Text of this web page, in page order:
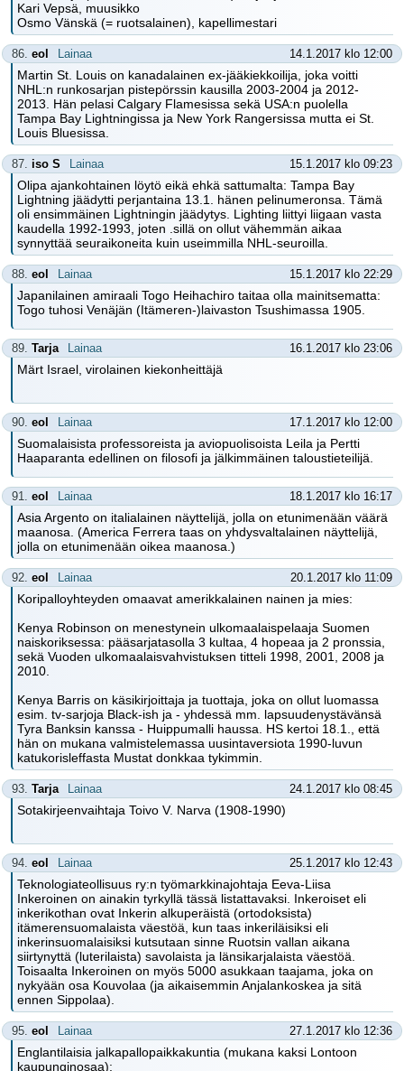
Kari Vepsä, muusikko
Osmo Vänskä (= ruotsalainen), kapellimestari
86. eol Lainaa 14.1.2017 klo 12:00
Martin St. Louis on kanadalainen ex-jääkiekkoilija, joka voitti
NHL:n runkosarjan pistepörssin kausilla 2003-2004 ja 2012-
2013. Hän pelasi Calgary Flamesissa sekä USA:n puolella
Tampa Bay Lightningissa ja New York Rangersissa mutta ei St.
Louis Bluesissa.
87. iso S Lainaa 15.1.2017 klo 09:23
Olipa ajankohtainen löytö eikä ehkä sattumalta: Tampa Bay
Lightning jäädytti perjantaina 13.1. hänen pelinumeronsa. Tämä
oli ensimmäinen Lightningin jäädytys. Lighting liittyi liigaan vasta
kaudella 1992-1993, joten .sillä on ollut vähemmän aikaa
synnyttää seuraikoneita kuin useimmilla NHL-seuroilla.
88. eol Lainaa 15.1.2017 klo 22:29
Japanilainen amiraali Togo Heihachiro taitaa olla mainitsematta:
Togo tuhosi Venäjän (Itämeren-)laivaston Tsushimassa 1905.
89. Tarja Lainaa 16.1.2017 klo 23:06
Märt Israel, virolainen kiekonheittäjä
90. eol Lainaa 17.1.2017 klo 12:00
Suomalaisista professoreista ja aviopuolisoista Leila ja Pertti
Haaparanta edellinen on filosofi ja jälkimmäinen taloustieteilijä.
91. eol Lainaa 18.1.2017 klo 16:17
Asia Argento on italialainen näyttelijä, jolla on etunimenään väärä
maanosa. (America Ferrera taas on yhdysvaltalainen näyttelijä,
jolla on etunimenään oikea maanosa.)
92. eol Lainaa 20.1.2017 klo 11:09
Koripalloyhteyden omaavat amerikkalainen nainen ja mies:
Kenya Robinson on menestynein ulkomaalaispelaaja Suomen
naiskoriksessa: pääsarjatasolla 3 kultaa, 4 hopeaa ja 2 pronssia,
sekä Vuoden ulkomaalaisvahvistuksen titteli 1998, 2001, 2008 ja
2010.
Kenya Barris on käsikirjoittaja ja tuottaja, joka on ollut luomassa
esim. tv-sarjoja Black-ish ja - yhdessä mm. lapsuudenystävänsä
Tyra Banksin kanssa - Huippumalli haussa. HS kertoi 18.1., että
hän on mukana valmistelemassa uusintaversiota 1990-luvun
katukorisleffasta Mustat donkkaa tykimmin.
93. Tarja Lainaa 24.1.2017 klo 08:45
Sotakirjeenvaihtaja Toivo V. Narva (1908-1990)
94. eol Lainaa 25.1.2017 klo 12:43
Teknologiateollisuus ry:n työmarkkinajohtaja Eeva-Liisa
Inkeroinen on ainakin tyrkyllä tässä listattavaksi. Inkeroiset eli
inkerikothan ovat Inkerin alkuperäistä (ortodoksista)
itämerensuomalaista väestöä, kun taas inkeriläisiksi eli
inkerinsuomalaisiksi kutsutaan sinne Ruotsin vallan aikana
siirtynyttä (luterilaista) savolaista ja länsikarjalaista väestöä.
Toisaalta Inkeroinen on myös 5000 asukkaan taajama, joka on
nykyään osa Kouvolaa (ja aikaisemmin Anjalankoskea ja sitä
ennen Sippolaa).
95. eol Lainaa 27.1.2017 klo 12:36
Englantilaisia jalkapallopaikkakuntia (mukana kaksi Lontoon
kaupunginosaa):